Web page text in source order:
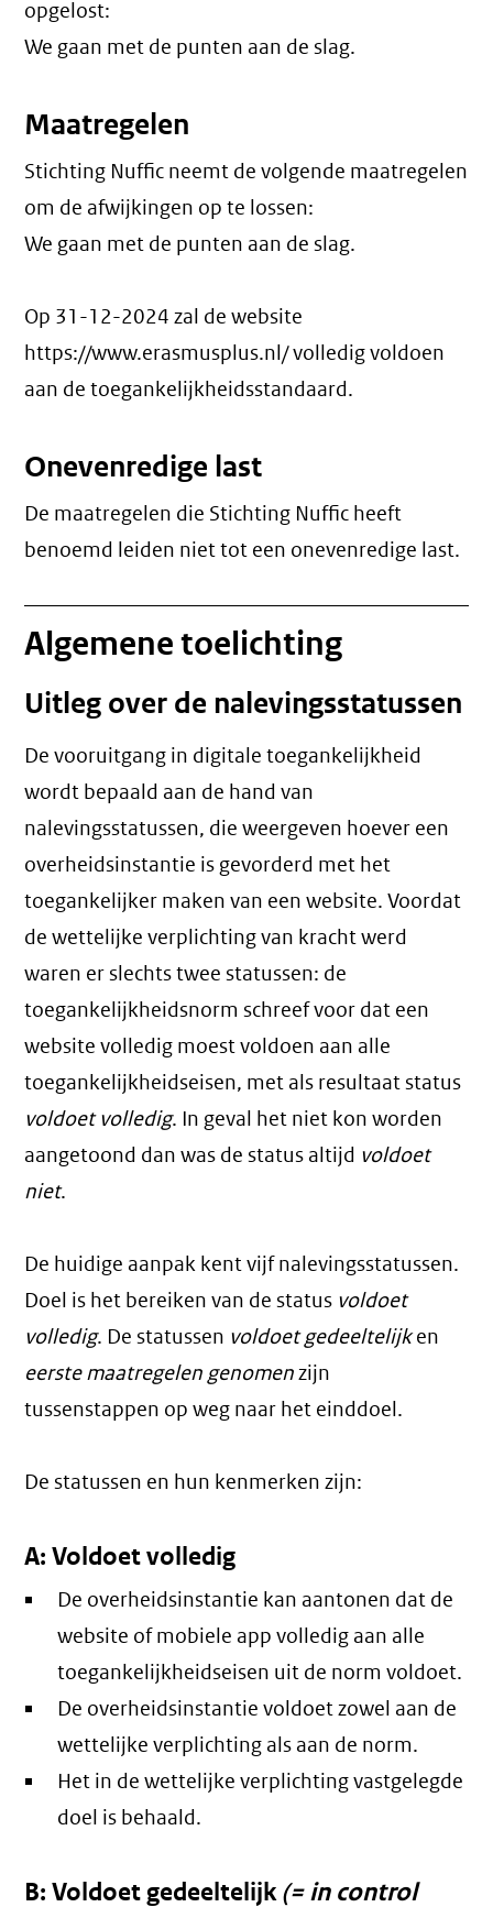
opgelost:
We gaan met de punten aan de slag.
Maatregelen
Stichting Nuffic neemt de volgende maatregelen
om de afwijkingen op te lossen:
We gaan met de punten aan de slag.
Op 31-12-2024 zal de website
https://www.erasmusplus.nl/ volledig voldoen
aan de toegankelijkheidsstandaard.
Onevenredige last
De maatregelen die Stichting Nuffic heeft
benoemd leiden niet tot een onevenredige last.
Algemene toelichting
Uitleg over de nalevingsstatussen
De vooruitgang in digitale toegankelijkheid
wordt bepaald aan de hand van
nalevingsstatussen, die weergeven hoever een
overheidsinstantie is gevorderd met het
toegankelijker maken van een website. Voordat
de wettelijke verplichting van kracht werd
waren er slechts twee statussen: de
toegankelijkheidsnorm schreef voor dat een
website volledig moest voldoen aan alle
toegankelijkheidseisen, met als resultaat status
voldoet volledig. In geval het niet kon worden
aangetoond dan was de status altijd voldoet
niet.
De huidige aanpak kent vijf nalevingsstatussen.
Doel is het bereiken van de status voldoet
volledig. De statussen voldoet gedeeltelijken
eerste maatregelen genomenzijn
tussenstappen op weg naar het einddoel.
De statussen en hun kenmerken zijn:
A: Voldoet volledig
De overheidsinstantie kan aantonen dat de
website of mobiele app volledig aan alle
toegankelijkheidseisen uit de norm voldoet.
De overheidsinstantie voldoet zowel aan de
wettelijke verplichting als aan de norm.
Het in de wettelijke verplichting vastgelegde
doel is behaald.
B: Voldoet gedeeltelijk(= in control